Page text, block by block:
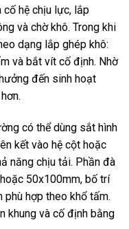
hệ chịu lực, lắp
và chờ khô. Trong khi
dạng lắp ghép khô:
và bắt vít cố định. Nhờ
đến sinh hoạt
có thể dùng sắt hình
kết vào hệ cột hoặc
năng chịu tải. Phần đà
50x100mm, bố trí
phù hợp theo khổ tấm.
khung và cố định bằng